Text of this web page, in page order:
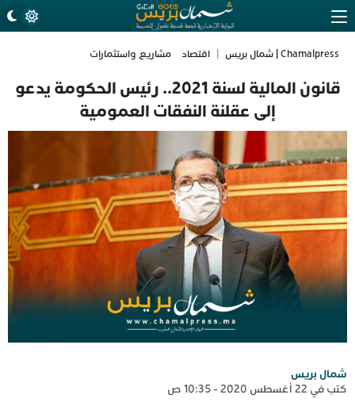
Chamalpress | شمال بريس اقتصاد مشاريع واستثمارات
قانون المالية لسنة 2021.. رئيس الحكومة يدعو
إلى عقلنة النفقات العمومية
شمال بريس
كتب في 22 أغسطس 2020 - 10:35 ص